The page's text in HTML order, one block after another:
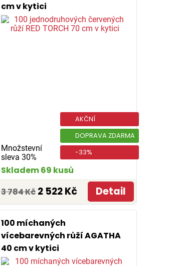
cm v kytici
Množstevní
sleva 30%
AKČNÍ
DOPRAVA ZDARMA
-33%
Skladem 69 kusů
3 784 Kč 2 522 Kč Detail
100 míchaných
vícebarevných růží AGATHA
40 cm v kytici